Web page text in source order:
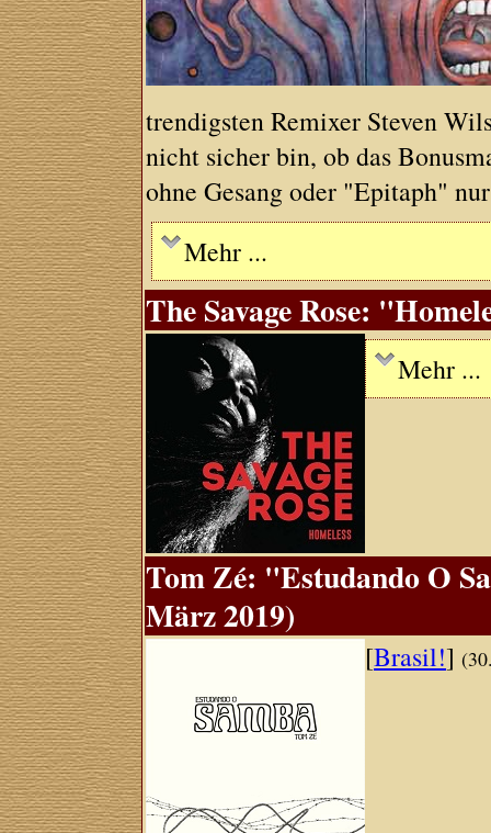
trendigsten Remixer Steven
nicht sicher bin, ob das
ohne Gesang oder "Epitaph"
Mehr ...
The Savage Rose:
Mehr ...
Tom Zé: "Estudando O
März 2019)
[Brasil!]